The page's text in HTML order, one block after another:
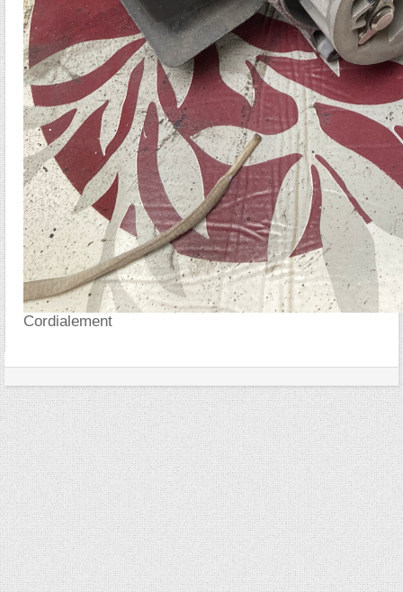
Cordialement